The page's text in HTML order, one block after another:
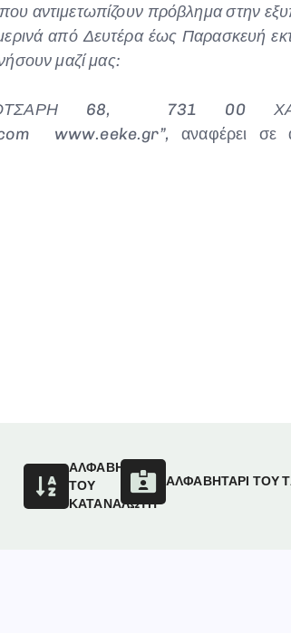
αντιμετωπίζουν πρόβλημα στην
από Δευτέρα έως
μαζί μας:
68, 731 00
www.eeke.gr”,αναφέρει
ΑΛΦΑΒΗΤΑΡΙ
ΤΟΥ
ΚΑΤΑΝΑΛΩΤΗ
ΑΛΦΑΒΗΤΑΡΙ ΤΟΥ